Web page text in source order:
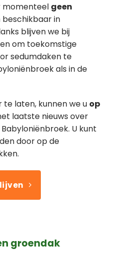
momenteel geen
beschikbaar in
blijven we bij
om toekomstige
sedumdaken te
als in de
laten, kunnen we u op
laatste nieuws over
U kunt
door op de
groendak